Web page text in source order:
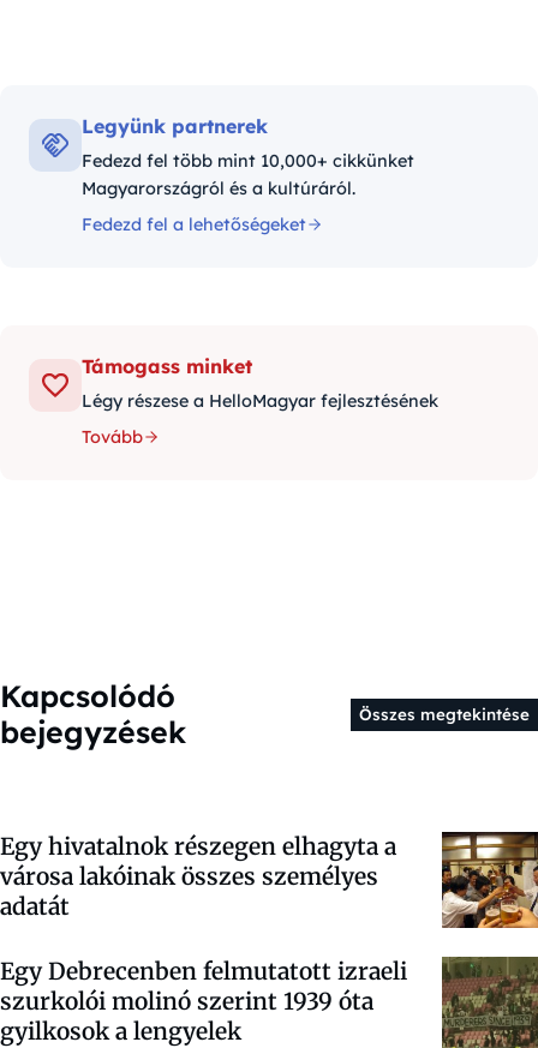
Legyünk partnerek
Fedezd fel több mint 10,000+ cikkünket
Magyarországról és a kultúráról.
Fedezd fel a lehetőségeket
Támogass minket
Légy részese a HelloMagyar fejlesztésének
Tovább
Kapcsolódó
bejegyzések
Összes megtekintése
Egy hivatalnok részegen elhagyta a
városa lakóinak összes személyes
adatát
Egy Debrecenben felmutatott izraeli
szurkolói molinó szerint 1939 óta
gyilkosok a lengyelek